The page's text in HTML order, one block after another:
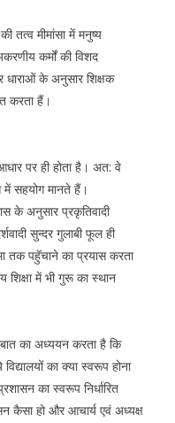
तत्व मीमांसा में मनुष्य
कर्मों की विशद
धाराओं के अनुसार शिक्षक
करता हैं।
पर ही होता है। अत: वे
में सहयोग मानते हैं।
के अनुसार प्रकृतिवादी
सुन्दर गुलाबी फूल ही
तक पहॅुचाने का प्रयास करता
में भी गुरू का स्थान
बात का अध्ययन करता है कि
का क्या स्वरूप होना
का स्वरूप निर्धारित
कैसा हो और आचार्य एवं अध्यक्ष